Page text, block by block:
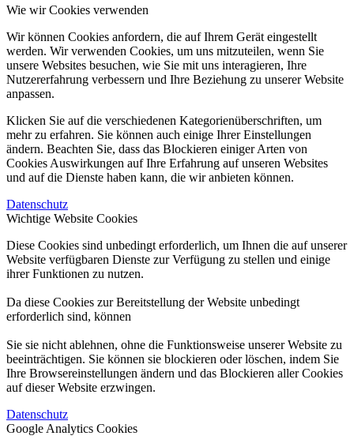
Wie wir Cookies verwenden
Wir können Cookies anfordern, die auf Ihrem Gerät eingestellt
werden. Wir verwenden Cookies, um uns mitzuteilen, wenn Sie
unsere Websites besuchen, wie Sie mit uns interagieren, Ihre
Nutzererfahrung verbessern und Ihre Beziehung zu unserer Website
anpassen.
Klicken Sie auf die verschiedenen Kategorienüberschriften, um
mehr zu erfahren. Sie können auch einige Ihrer Einstellungen
ändern. Beachten Sie, dass das Blockieren einiger Arten von
Cookies Auswirkungen auf Ihre Erfahrung auf unseren Websites
und auf die Dienste haben kann, die wir anbieten können.
Datenschutz
Wichtige Website Cookies
Diese Cookies sind unbedingt erforderlich, um Ihnen die auf unserer
Website verfügbaren Dienste zur Verfügung zu stellen und einige
ihrer Funktionen zu nutzen.
Da diese Cookies zur Bereitstellung der Website unbedingt
erforderlich sind, können
Sie sie nicht ablehnen, ohne die Funktionsweise unserer Website zu
beeinträchtigen. Sie können sie blockieren oder löschen, indem Sie
Ihre Browsereinstellungen ändern und das Blockieren aller Cookies
auf dieser Website erzwingen.
Datenschutz
Google Analytics Cookies